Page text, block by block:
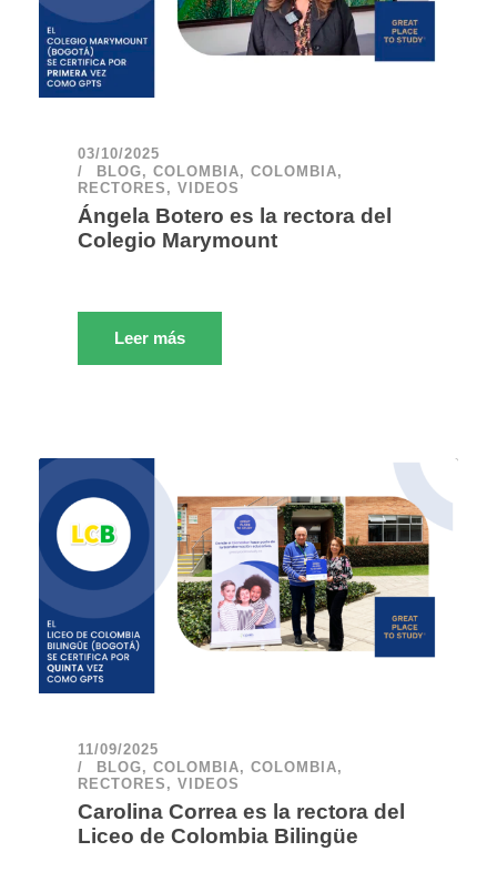
03/10/2025
BLOG, COLOMBIA, COLOMBIA,
RECTORES , VIDEOS
Ángela Botero es la rectora del
Colegio Marymount
Leer más
11/09/2025
BLOG, COLOMBIA, COLOMBIA,
RECTORES , VIDEOS
Carolina Correa es la rectora del
Liceo de Colombia Bilingüe